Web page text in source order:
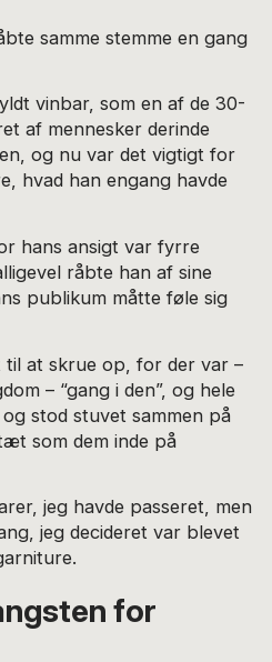
samme stemme en gang
vinbar, som en af de 30-
af mennesker derinde
og nu var det vigtigt for
hvad han engang havde
hans ansigt var fyrre
råbte han af sine
publikum måtte føle sig
til at skrue op, for der var –
– “gang i den”, og hele
stod stuvet sammen på
som dem inde på
jeg havde passeret, men
jeg decideret var blevet
for